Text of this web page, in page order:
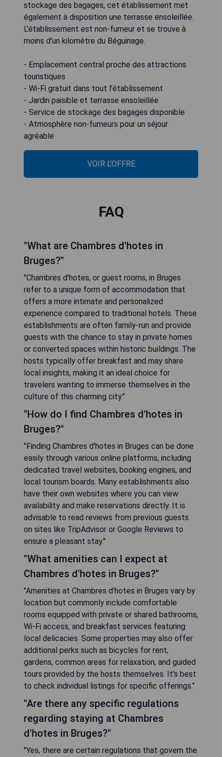
stockage des bagages, cet établissement met
également à disposition une terrasse ensoleillée.
L'établissement est non-fumeur et se trouve à
moins d'un kilomètre du Béguinage.
- Emplacement central proche des attractions
touristiques
- Wi-Fi gratuit dans tout l’établissement
- Jardin paisible et terrasse ensoleillée
- Service de stockage des bagages disponible
- Atmosphère non-fumeurs pour un séjour
agréable
VOIR L'OFFRE
FAQ
"What are Chambres d'hotes in
Bruges?"
"Chambres d'hotes, or guest rooms, in Bruges
refer to a unique form of accommodation that
offers a more intimate and personalized
experience compared to traditional hotels. These
establishments are often family-run and provide
guests with the chance to stay in private homes
or converted spaces within historic buildings. The
hosts typically offer breakfast and may share
local insights, making it an ideal choice for
travelers wanting to immerse themselves in the
culture of this charming city."
"How do I find Chambres d'hotes in
Bruges?"
"Finding Chambres d'hotes in Bruges can be done
easily through various online platforms, including
dedicated travel websites, booking engines, and
local tourism boards. Many establishments also
have their own websites where you can view
availability and make reservations directly. It is
advisable to read reviews from previous guests
on sites like TripAdvisor or Google Reviews to
ensure a pleasant stay."
"What amenities can I expect at
Chambres d'hotes in Bruges?"
"Amenities at Chambres d'hotes in Bruges vary by
location but commonly include comfortable
rooms equipped with private or shared bathrooms,
Wi-Fi access, and breakfast services featuring
local delicacies. Some properties may also offer
additional perks such as bicycles for rent,
gardens, common areas for relaxation, and guided
tours provided by the hosts themselves. It's best
to check individual listings for specific offerings."
"Are there any specific regulations
regarding staying at Chambres
d'hotes in Bruges?"
"Yes, there are certain regulations that govern the